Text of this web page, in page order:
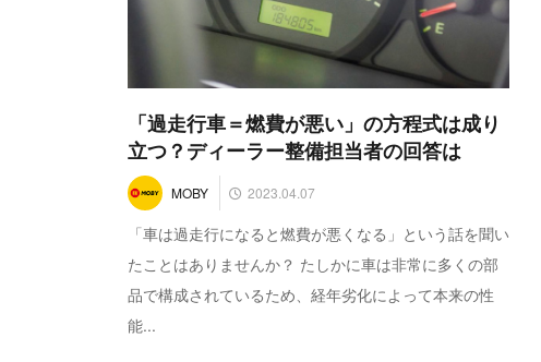
「過走行車＝燃費が悪い」の方程式は成り
立つ？ディーラー整備担当者の回答は
MOBY 2023.04.07
「車は過走行になると燃費が悪くなる」という話を聞い
たことはありませんか？ たしかに車は非常に多くの部
品で構成されているため、経年劣化によって本来の性
能...